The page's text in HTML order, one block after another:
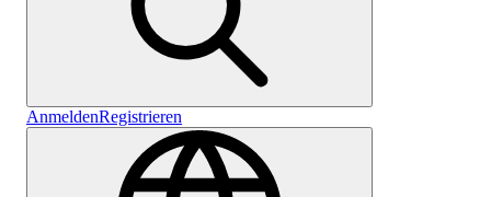
AnmeldenRegistrieren